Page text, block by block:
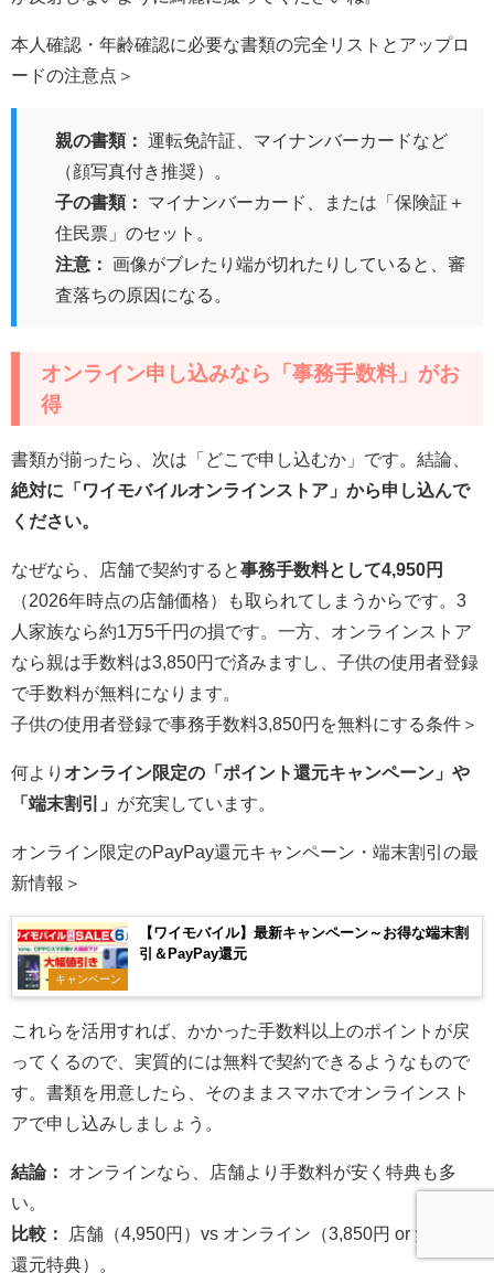
本人確認・年齢確認に必要な書類の完全リストとアップロ
ードの注意点＞
親の書類：
運転免許証、マイナンバーカードなど
（顔写真付き推奨）。
子の書類：
マイナンバーカード、または「保険証＋
住民票」のセット。
注意：
画像がブレたり端が切れたりしていると、審
査落ちの原因になる。
オンライン申し込みなら「事務手数料」がお
得
書類が揃ったら、次は「どこで申し込むか」です。結論、
絶対に「ワイモバイルオンラインストア」から申し込んで
ください。
なぜなら、店舗で契約すると事務手数料として4,950円
（2026年時点の店舗価格）も取られてしまうからです。3
人家族なら約1万5千円の損です。一方、オンラインストア
なら親は手数料は3,850円で済みますし、子供の使用者登録
で手数料が無料になります。
子供の使用者登録で事務手数料3,850円を無料にする条件＞
何より オンライン限定の「ポイント還元キャンペーン」や
「端末割引」 が充実しています。
オンライン限定のPayPay還元キャンペーン・端末割引の最
新情報＞
キャンペーン
【ワイモバイル】最新キャンペーン～お得な端末割
引＆PayPay還元
これらを活用すれば、かかった手数料以上のポイントが戻
ってくるので、実質的には無料で契約できるようなもので
す。書類を用意したら、そのままスマホでオンラインスト
アで申し込みしましょう。
結論：
オンラインなら、店舗より手数料が安く特典も多
い。
比較：
店舗（4,950円）vs オンライン（3,850円 or 無料＋
還元特典）。